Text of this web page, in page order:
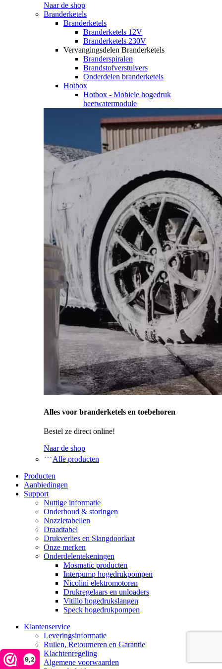
9,2
Naar de shop
Branderketels
Branderketels
Branderketels 12V
Branderketels 230V
Vervangingsdelen Branderketels
Branderspiralen
Brandstofverstuivers
Onderdelen branderketels
Hotbox
Hotbox - Mobiele hogedruk
heetwatermodule
Alles voor branderketels en toebehoren
Bestel ze direct online!
Naar de shop
Alle producten
Producten
Aanbiedingen
Support
Nuttige informatie
Onderhoud & storingen
Nozzletabellen
Draadtabel
Drukverlies en Slangdoorlaat
Onze merken
Onderdelentekeningen
Mosmatic producten
Interpump hogedrukpompen
Nicolini elektromotoren
Drukregelaars en unloaders
Vitillo hogedrukslangen
Speck hogedrukpompen
Klantenservice
Leveringsinformatie
Ruilen, Retourneren en Garantie
Klachtenregeling
Algemene voorwaarden